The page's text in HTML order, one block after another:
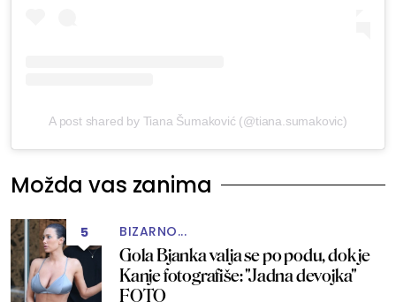
A post shared by Tiana Šumaković (@tiana.sumakovic)
Možda vas zanima
5 BIZARNO...
Gola Bjanka valja se po podu, dok je
Kanje fotografiše: "Jadna devojka"
FOTO